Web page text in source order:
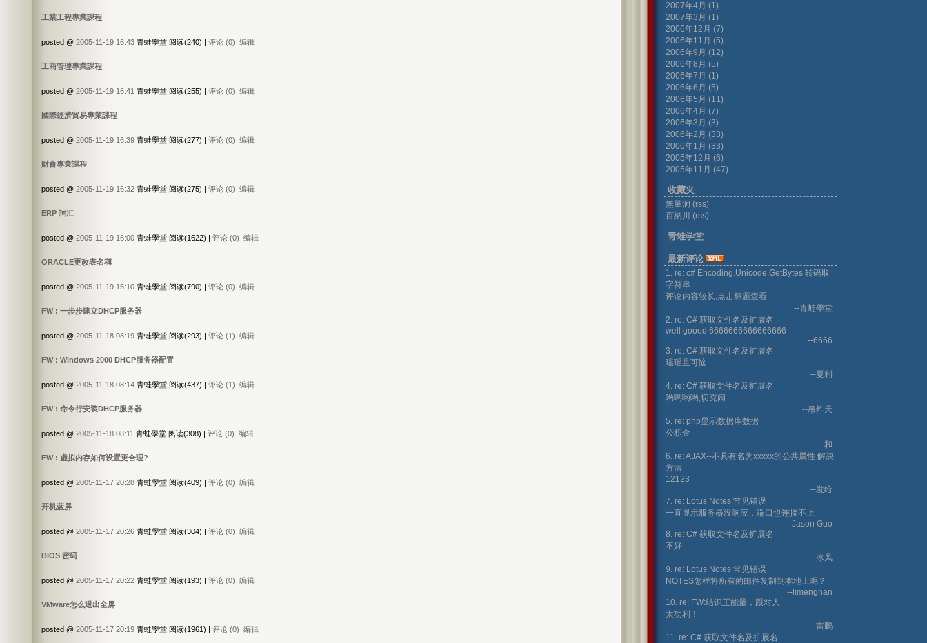
工業工程專業課程
posted @ 2005-11-19 16:43 青蛙學堂 阅读(240) | 评论 (0) 编辑
工商管理專業課程
posted @ 2005-11-19 16:41 青蛙學堂 阅读(255) | 评论 (0) 编辑
國際經濟貿易專業課程
posted @ 2005-11-19 16:39 青蛙學堂 阅读(277) | 评论 (0) 编辑
財會專業課程
posted @ 2005-11-19 16:32 青蛙學堂 阅读(275) | 评论 (0) 编辑
ERP 詞汇
posted @ 2005-11-19 16:00 青蛙學堂 阅读(1622) | 评论 (0) 编辑
ORACLE更改表名稱
posted @ 2005-11-19 15:10 青蛙學堂 阅读(790) | 评论 (0) 编辑
FW : 一步步建立DHCP服务器
posted @ 2005-11-18 08:19 青蛙學堂 阅读(293) | 评论 (1) 编辑
FW : Windows 2000 DHCP服务器配置
posted @ 2005-11-18 08:14 青蛙學堂 阅读(437) | 评论 (1) 编辑
FW : 命令行安装DHCP服务器
posted @ 2005-11-18 08:11 青蛙學堂 阅读(308) | 评论 (0) 编辑
FW : 虚拟内存如何设置更合理?
posted @ 2005-11-17 20:28 青蛙學堂 阅读(409) | 评论 (0) 编辑
开机蓝屏
posted @ 2005-11-17 20:26 青蛙學堂 阅读(304) | 评论 (0) 编辑
BIOS 密码
posted @ 2005-11-17 20:22 青蛙學堂 阅读(193) | 评论 (0) 编辑
VMware怎么退出全屏
posted @ 2005-11-17 20:19 青蛙學堂 阅读(1961) | 评论 (0) 编辑
2007年4月 (1)
2007年3月 (1)
2006年12月 (7)
2006年11月 (5)
2006年9月 (12)
2006年8月 (5)
2006年7月 (1)
2006年6月 (5)
2006年5月 (11)
2006年4月 (7)
2006年3月 (3)
2006年2月 (33)
2006年1月 (33)
2005年12月 (6)
2005年11月 (47)
收藏夹
無量洞 (rss)
百納川 (rss)
青蛙学堂
最新评论
1. re: c# Encoding.Unicode.GetBytes 转码取
字符串
评论内容较长,点击标题查看
--青蛙學堂
2. re: C# 获取文件名及扩展名
well goood 6666666666666666
--6666
3. re: C# 获取文件名及扩展名
瑶瑶且可恼
--夏利
4. re: C# 获取文件名及扩展名
哟哟哟哟,切克闹
--吊炸天
5. re: php显示数据库数据
公积金
--和
6. re: AJAX--不具有名为xxxxx的公共属性 解决
方法
12123
--发给
7. re: Lotus Notes 常见错误
一直显示服务器没响应，端口也连接不上
--Jason Guo
8. re: C# 获取文件名及扩展名
不好
--冰风
9. re: Lotus Notes 常见错误
NOTES怎样将所有的邮件复制到本地上呢？
--limengnan
10. re: FW:结识正能量，跟对人
太功利！
--雷鹏
11. re: C# 获取文件名及扩展名